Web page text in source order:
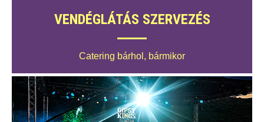
VENDÉGLÁTÁS SZERVEZÉS
Catering bárhol, bármikor